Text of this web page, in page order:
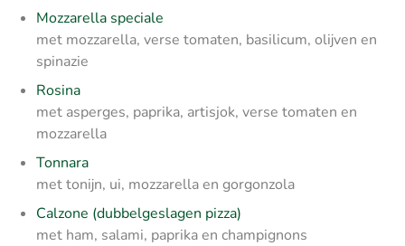
Mozzarella speciale
met mozzarella, verse tomaten, basilicum, olijven en
spinazie
Rosina
met asperges, paprika, artisjok, verse tomaten en
mozzarella
Tonnara
met tonijn, ui, mozzarella en gorgonzola
Calzone (dubbelgeslagen pizza)
met ham, salami, paprika en champignons